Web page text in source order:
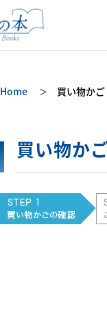
Home 買い物かご
買い物かご